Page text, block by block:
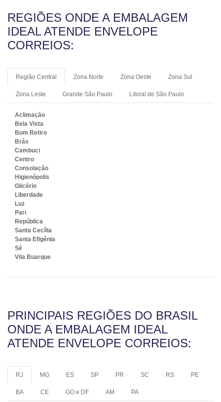
REGIÕES ONDE A EMBALAGEM
IDEAL ATENDE ENVELOPE
CORREIOS:
Região Central Zona Norte Zona Oeste Zona Sul
Zona Leste Grande São Paulo Litoral de São Paulo
Aclimação
Bela Vista
Bom Retiro
Brás
Cambuci
Centro
Consolação
Higienópolis
Glicério
Liberdade
Luz
Pari
República
Santa Cecília
Santa Efigênia
Sé
Vila Buarque
PRINCIPAIS REGIÕES DO BRASIL
ONDE A EMBALAGEM IDEAL
ATENDE ENVELOPE CORREIOS:
RJ MG ES SP PR SC RS PE
BA CE GO e DF AM PA